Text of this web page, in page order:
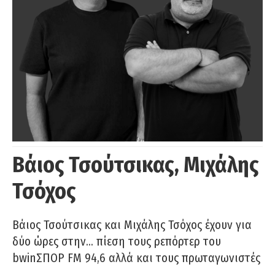
Βάιος Τσούτσικας, Μιχάλης
Τσόχος
Βάιος Τσούτσικας και Μιχάλης Τσόχος έχουν για
δύο ώρες στην… πίεση τους ρεπόρτερ του
bwinΣΠΟΡ FM 94,6 αλλά και τους πρωταγωνιστές